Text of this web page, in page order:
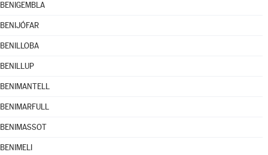
BENIGEMBLA
BENIJÓFAR
BENILLOBA
BENILLUP
BENIMANTELL
BENIMARFULL
BENIMASSOT
BENIMELI